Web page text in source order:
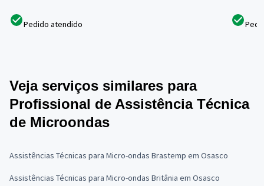
Pedido atendido
Veja serviços similares para
Profissional de Assistência Técnica
de Microondas
Assistências Técnicas para Micro-ondas Brastemp em Osasco
Assistências Técnicas para Micro-ondas Britânia em Osasco